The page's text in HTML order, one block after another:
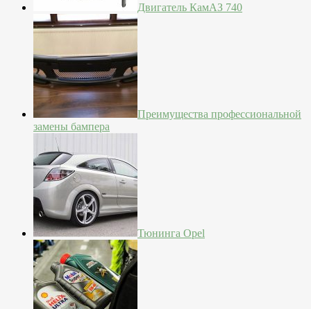
Двигатель КамАЗ 740
Преимущества профессиональной
замены бампера
Тюнинга Opel